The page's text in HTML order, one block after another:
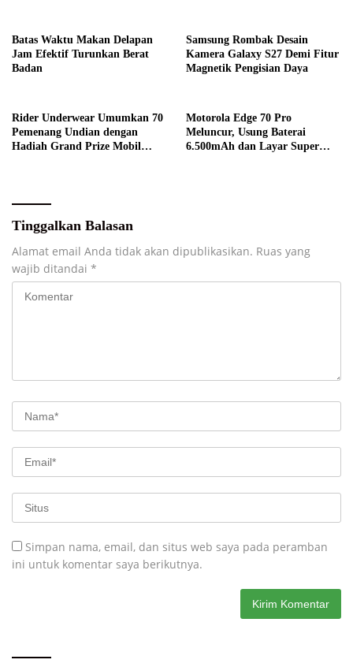
Batas Waktu Makan Delapan
Jam Efektif Turunkan Berat
Badan
Samsung Rombak Desain
Kamera Galaxy S27 Demi Fitur
Magnetik Pengisian Daya
Rider Underwear Umumkan 70
Pemenang Undian dengan
Hadiah Grand Prize Mobil
Motorola Edge 70 Pro
Meluncur, Usung Baterai
6.500mAh dan Layar Super
Tinggalkan Balasan
Alamat email Anda tidak akan dipublikasikan. Ruas yang
wajib ditandai *
Simpan nama, email, dan situs web saya pada peramban
ini untuk komentar saya berikutnya.